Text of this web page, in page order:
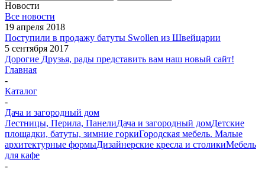
Новости
Все новости
19 апреля 2018
Поступили в продажу батуты Swollen из Швейцарии
5 сентября 2017
Дорогие Друзья, рады представить вам наш новый сайт!
Главная
-
Каталог
-
Дача и загородный дом
Лестницы, Перила, ПанелиДача и загородный домДетские
площадки, батуты, зимние горкиГородская мебель. Малые
архитектурные формыДизайнерские кресла и столикиМебель
для кафе
-